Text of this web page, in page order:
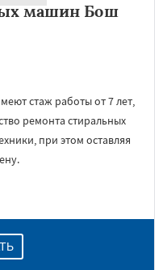
машин Бош
стаж работы от 7 лет,
ремонта стиральных
при этом оставляя